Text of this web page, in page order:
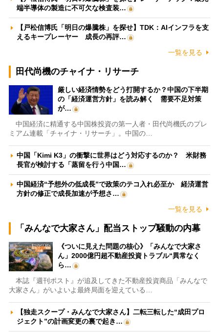
端半導体の製造に不可欠な検査装…
【戸松信博氏「明日の爆騰株」を探せ】TDK：AIインフラを支
えるキープレーヤー 成長の再評…
一覧を見る
田代尚機のチャイナ・リサーチ
厳しい経済情勢をどう打開するか？中国の下半期
の「経済運営方針」を読み解く 需要不足対策
が…
中国経済に精通する中国株投資の第一人者・田代尚機氏のプレ
ミアム連載「チャイナ・リサーチ」。中国の…
中国「Kimi K3」の衝撃に世界はどう対応するのか？ 米財務
長官が検討する「蒸留を行う中国…
中国経済“予想外の低成長”で政策のテコ入れ必至か 経済運営
方針の修正で成長加速が予想さ…
一覧を見る
「みんなで大家さん」配当ストップ騒動の内幕
《ついに見えた問題の核心》「みんなで大家さ
ん」2000億円超不動産投資トラブル“異常なく
ら…
本誌『週刊ポスト』が追及してきた不動産投資商品「みんなで
大家さん」がいよいよ最終局面を迎えている…
【独走スクープ・みんなで大家さん】二転三転した“成田プロ
ジェクト”の計画変更の裏で起き…